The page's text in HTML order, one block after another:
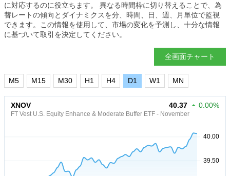
に対応するのに役立ちます。 異なる時間枠に切り替えることで、為
替レートの傾向とダイナミクスを分、時間、日、週、月単位で監視
できます。この情報を使用して、市場の変化を予測し、十分な情報
に基づいて取引を決定してください。
全画面チャート
M5 M15 M30 H1 H4 D1 W1 MN
XNOV
FT Vest U.S. Equity Enhance & Moderate Buffer ETF - November
40.37 0.00%